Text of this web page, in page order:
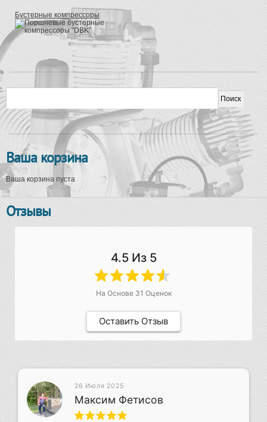
Бустерные компрессоры
Ваша корзина
Ваша корзина пуста
Отзывы
4.5Из 5
На Основе 31 Оценок
Оставить Отзыв
26 Июля 2025
Максим Фетисов